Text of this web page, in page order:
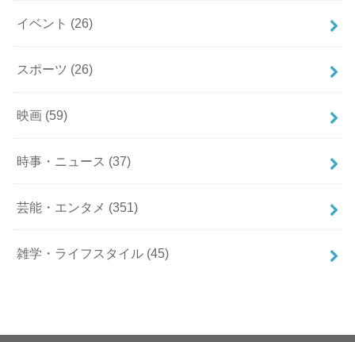
イベント (26)
スポーツ (26)
映画 (59)
時事・ニュース (37)
芸能・エンタメ (351)
雑学・ライフスタイル (45)